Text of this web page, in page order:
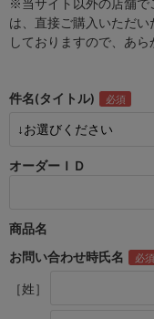
※当サイト以外の店舗で
は、直接ご購入いただ
しておりますので、あら
件名(タイトル)
オーダーＩＤ
商品名
お問い合わせ時氏名
［姓］